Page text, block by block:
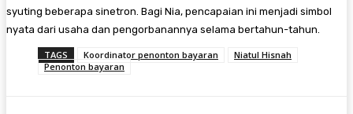
syuting beberapa sinetron. Bagi Nia, pencapaian ini menjadi simbol
nyata dari usaha dan pengorbanannya selama bertahun-tahun.
TAGS Koordinator penonton bayaran
Niatul Hisnah
Penonton bayaran